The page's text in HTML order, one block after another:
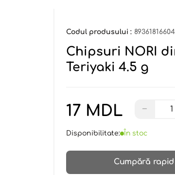
Codul produsului :
Chipsuri NORI
Teriyaki 4.5 g
17 MDL −
Disponibilitate: În stoc
Cumpără rapid